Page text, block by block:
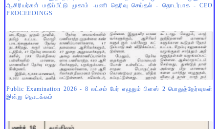
ஆசிரியர்கள் மதிப்பீட்டு முகாம் -பணி தெரிவு செய்தல் - தொடர்பாக - CEO
PROCEEDINGS
Public Examination 2026 - 8 லட்சம் பேர் எழுதும் பிளஸ் 2 பொதுத்தேர்வுகள்
இன்று தொடக்கம்